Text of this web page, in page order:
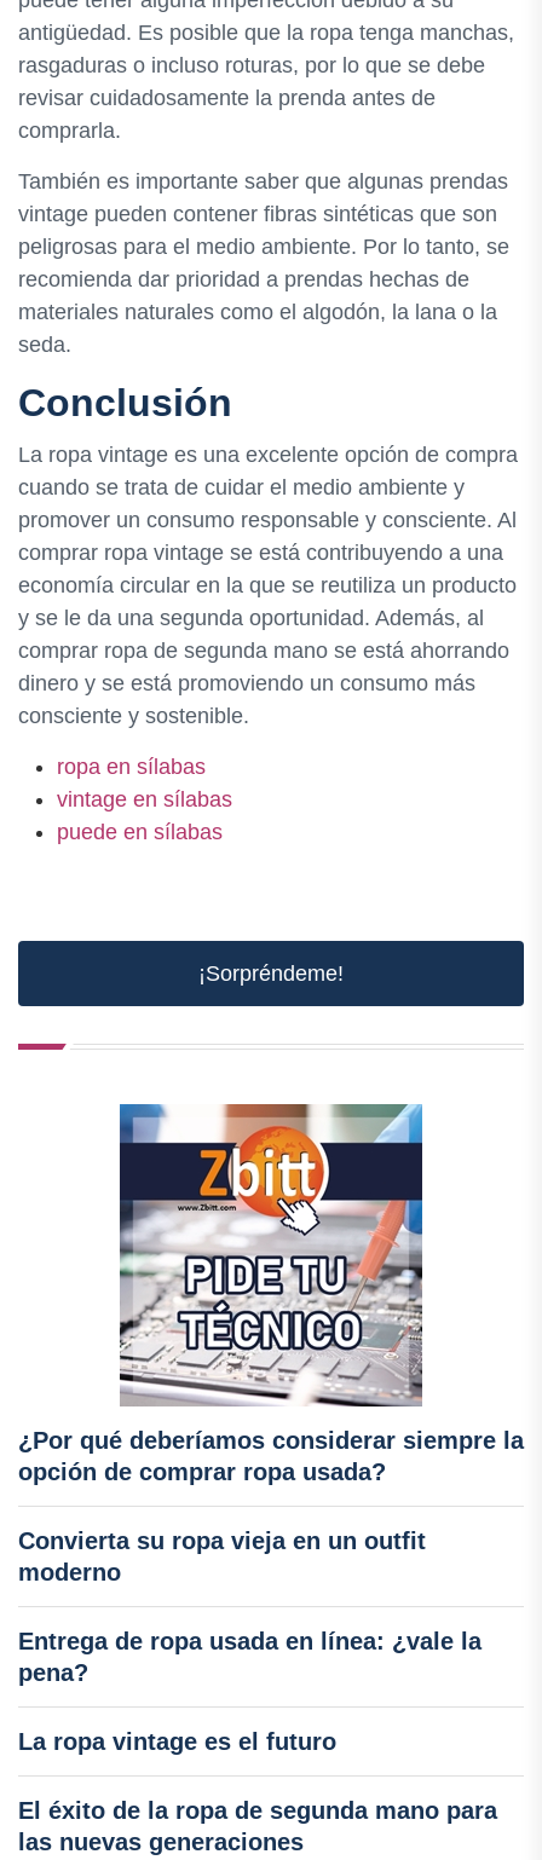
antigüedad. Es posible que la ropa tenga manchas,
rasgaduras o incluso roturas, por lo que se debe
revisar cuidadosamente la prenda antes de
comprarla.
También es importante saber que algunas prendas
vintage pueden contener fibras sintéticas que son
peligrosas para el medio ambiente. Por lo tanto, se
recomienda dar prioridad a prendas hechas de
materiales naturales como el algodón, la lana o la
seda.
Conclusión
La ropa vintage es una excelente opción de compra
cuando se trata de cuidar el medio ambiente y
promover un consumo responsable y consciente. Al
comprar ropa vintage se está contribuyendo a una
economía circular en la que se reutiliza un producto
y se le da una segunda oportunidad. Además, al
comprar ropa de segunda mano se está ahorrando
dinero y se está promoviendo un consumo más
consciente y sostenible.
ropa en sílabas
vintage en sílabas
puede en sílabas
¡Sorpréndeme!
¿Por qué deberíamos considerar siempre la
opción de comprar ropa usada?
Convierta su ropa vieja en un outfit
moderno
Entrega de ropa usada en línea: ¿vale la
pena?
La ropa vintage es el futuro
El éxito de la ropa de segunda mano para
las nuevas generaciones